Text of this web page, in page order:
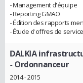
- Management d'équipe
- Reporting GMAO
- Édition des rapports
- Étude d'offres de
DALKIA
- Ordonnanceur
2014 - 2015